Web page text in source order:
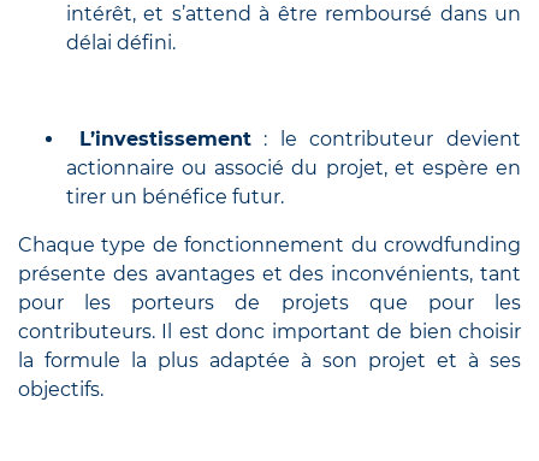
intérêt, et s’attend à être remboursé dans un
délai défini.
L’investissement: le contributeur devient
actionnaire ou associé du projet, et espère en
tirer un bénéfice futur.
Chaque type de fonctionnement du crowdfunding
présente des avantages et des inconvénients, tant
pour les porteurs de projets que pour les
contributeurs. Il est donc important de bien choisir
la formule la plus adaptée à son projet et à ses
objectifs.